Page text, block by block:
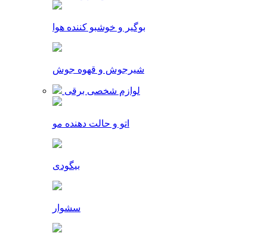
بوگیر و خوشبو کننده هوا
شیرجوش و قهوه جوش
لوازم شخصی برقی
اتو و حالت دهنده مو
بیگودی
سشوار